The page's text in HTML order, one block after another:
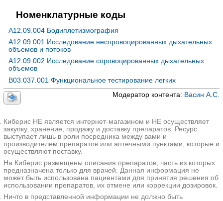
Номенклатурные коды
A12.09.004 Бодиплетизмография
A12.09.001 Исследование неспровоцированных дыхательных
объемов и потоков
A12.09.002 Исследование спровоцированных дыхательных
объемов
B03.037.001 Функциональное тестирование легких
Модератор контента: Васин А.С.
Киберис НЕ является интернет-магазином и НЕ осуществляет
закупку, хранение, продажу и доставку препаратов. Ресурс
выступает лишь в роли посредника между вами и
производителем препаратов или аптечными пунктами, которые и
осуществляют поставку.
На Киберис размещены описания препаратов, часть из которых
предназначена только для врачей. Данная информация не
может быть использована пациентами для принятия решения об
использовании препаратов, их отмене или коррекции дозировок.
Ничто в представленной информации не должно быть